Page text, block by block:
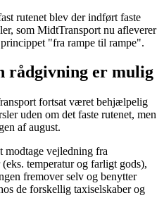
rutenet blev der indført faste
som MidtTransport nu afleverer
"fra rampe til rampe".
rådgivning er mulig
fortsat været behjælpelig
uden om det faste rutenet, men
af august.
modtage vejledning fra
temperatur og farligt gods),
fremover selv og benytter
de forskellig taxiselskaber og